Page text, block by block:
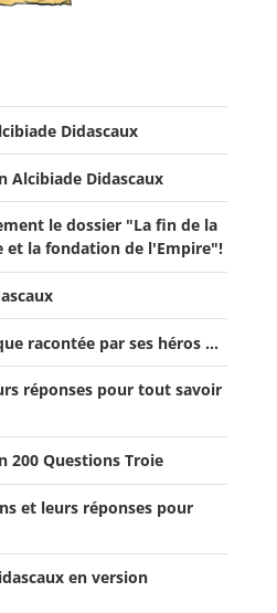
Didascaux
Alcibiade Didascaux
le dossier "La fin de la
et la fondation de l'Empire"!
la guerre de Troie!"
Âge
fin de la République romaine à la
Alcibiade Didascaux
racontée par ses héros ...
réponses pour tout savoir
200 Questions Troie
et leurs réponses pour
en version